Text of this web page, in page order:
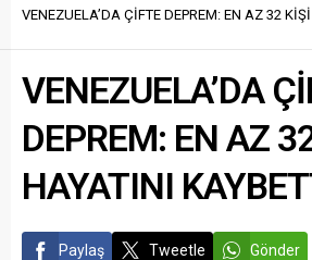
VENEZUELA’DA ÇİFTE DEPREM: EN AZ 32
VENEZUELA’DA
DEPREM: EN AZ
HAYATINI
Paylaş Tweetle Gönder